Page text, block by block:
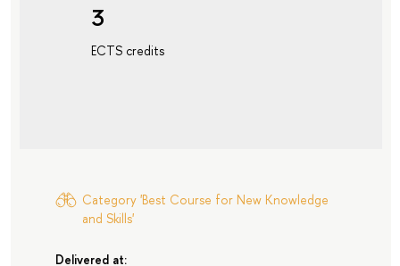
3
ECTS credits
Category 'Best Course for New Knowledge
and Skills'
Delivered at: